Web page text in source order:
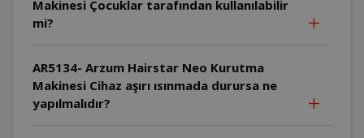
Makinesi Çocuklar tarafından kullanılabilir
mi?
AR5134- Arzum Hairstar Neo Kurutma
Makinesi Cihaz aşırı ısınmada durursa ne
yapılmalıdır?